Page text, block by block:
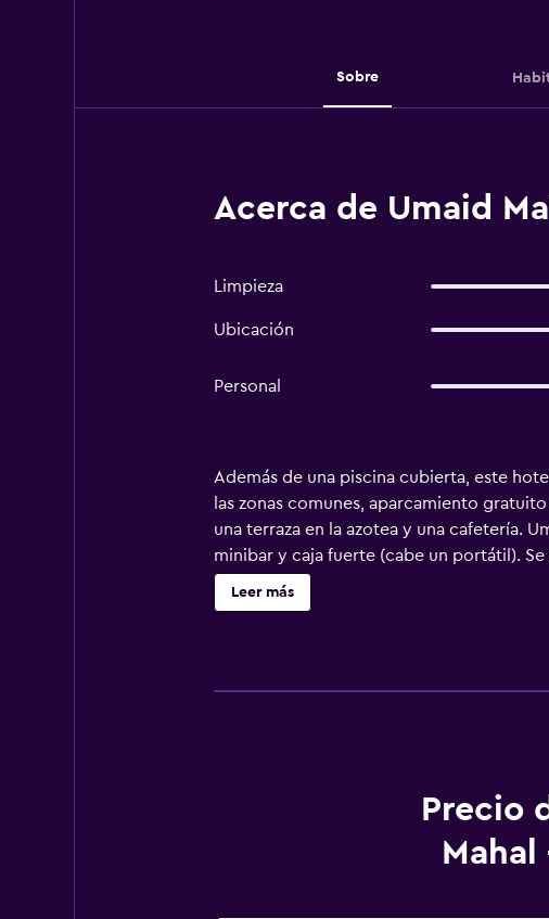
Sobre
Acerca de Umaid
Limpieza
Ubicación
Personal
Además de una piscina cubierta, este
las zonas comunes, aparcamiento
una terraza en la azotea y una cafetería.
minibar y caja fuerte (cabe un portátil).
higiene personal gratuitos. Este hotel en
escritorio y periódicos gratuitos, además
Leer más
Precio